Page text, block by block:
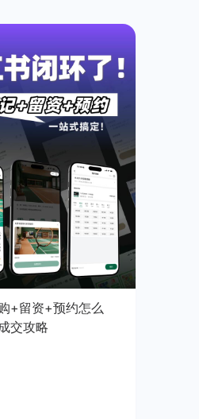
+留资+预约怎么
交攻略